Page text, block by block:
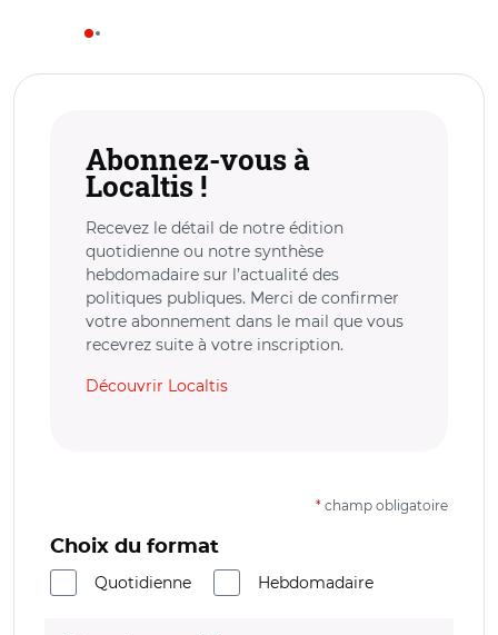
Abonnez-vous à
Localtis !
Recevez le détail de notre édition
quotidienne ou notre synthèse
hebdomadaire sur l’actualité des
politiques publiques. Merci de confirmer
votre abonnement dans le mail que vous
recevrez suite à votre inscription.
Découvrir Localtis
* champ obligatoire
Choix du format
Quotidienne
Hebdomadaire